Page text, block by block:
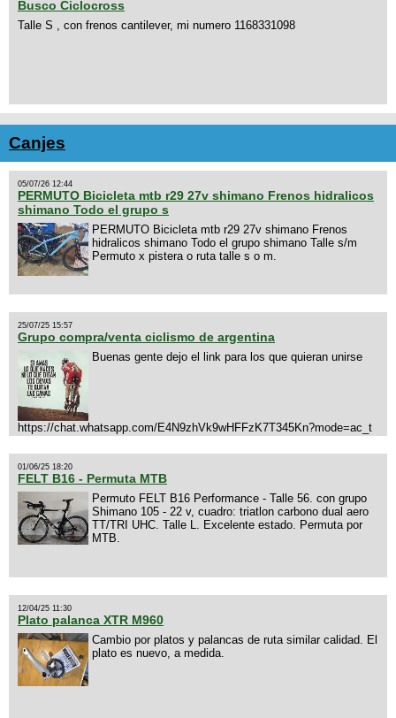
Busco Ciclocross
Talle S , con frenos cantilever, mi numero 1168331098
Canjes
05/07/26 12:44
PERMUTO Bicicleta mtb r29 27v shimano Frenos hidralicos
shimano Todo el grupo s
PERMUTO Bicicleta mtb r29 27v shimano Frenos
hidralicos shimano Todo el grupo shimano Talle s/m
Permuto x pistera o ruta talle s o m.
25/07/25 15:57
Grupo compra/venta ciclismo de argentina
Buenas gente dejo el link para los que quieran unirse
https://chat.whatsapp.com/E4N9zhVk9wHFFzK7T345Kn?mode=ac_t
01/06/25 18:20
FELT B16 - Permuta MTB
Permuto FELT B16 Performance - Talle 56. con grupo
Shimano 105 - 22 v, cuadro: triatlon carbono dual aero
TT/TRI UHC. Talle L. Excelente estado. Permuta por
MTB.
12/04/25 11:30
Plato palanca XTR M960
Cambio por platos y palancas de ruta similar calidad. El
plato es nuevo, a medida.